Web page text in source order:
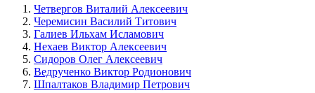
Четвергов Виталий Алексеевич
Черемисин Василий Титович
Галиев Ильхам Исламович
Нехаев Виктор Алексеевич
Сидоров Олег Алексеевич
Ведрученко Виктор Родионович
Шпалтаков Владимир Петрович